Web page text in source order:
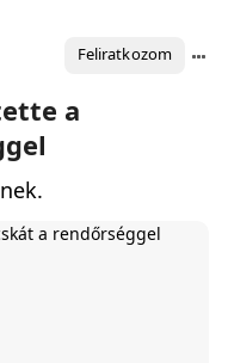
Feliratkozom
a